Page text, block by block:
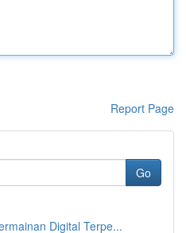
Report Page
Go
Digital Terpe...